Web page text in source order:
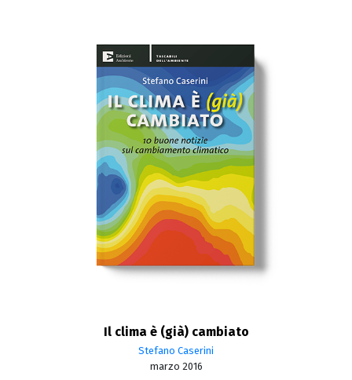
Il clima è (già) cambiato
Stefano Caserini
marzo 2016